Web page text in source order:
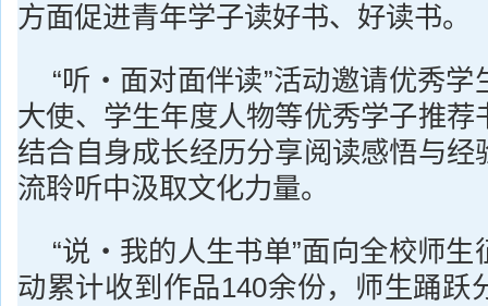
方面促进青年学子读好书、好读书。
“听・面对面伴读”活动邀请优秀
大使、学生年度人物等优秀学子推荐
结合自身成长经历分享阅读感悟与经
流聆听中汲取文化力量。
“说・我的人生书单”面向全校师
动累计收到作品140余份，师生踊跃